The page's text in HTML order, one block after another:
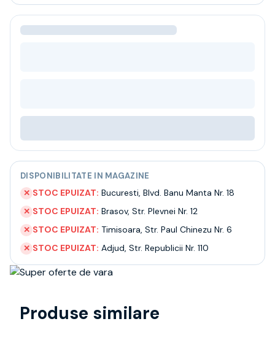
Ceai
Bacanie
Despre noi
Livrare
Termeni si conditii
Politica de confidentialitate
Intrebari frecvente
DISPONIBILITATE IN MAGAZINE
✕ STOC EPUIZAT: Bucuresti, Blvd. Banu Manta Nr. 18
✕ STOC EPUIZAT: Brasov, Str. Plevnei Nr. 12
✕ STOC EPUIZAT: Timisoara, Str. Paul Chinezu Nr. 6
✕ STOC EPUIZAT: Adjud, Str. Republicii Nr. 110
Produse similare